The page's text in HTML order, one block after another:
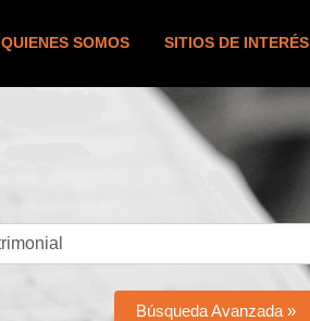
QUIENES SOMOS SITIOS DE INTERÉS
Búsqueda Avanzada »